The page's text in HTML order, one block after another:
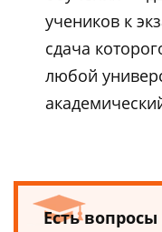
учеников к
сдача
любой
Есть